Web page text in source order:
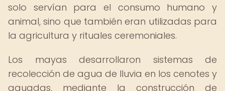
solo servían para el consumo humano y
animal, sino que también eran utilizadas para
la agricultura y rituales ceremoniales.
Los mayas desarrollaron sistemas de
recolección de agua de lluvia en los cenotes y
aguadas, mediante la construcción de